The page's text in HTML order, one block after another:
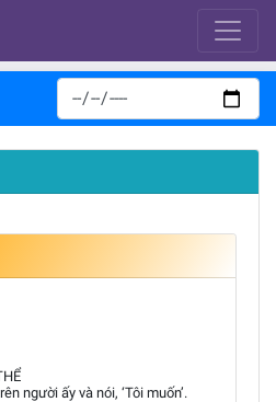
người ấy và nói, ‘Tôi muốn’.